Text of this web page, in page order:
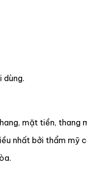
dùng.
mặt tiền, thang
nhất bởi thẩm mỹ